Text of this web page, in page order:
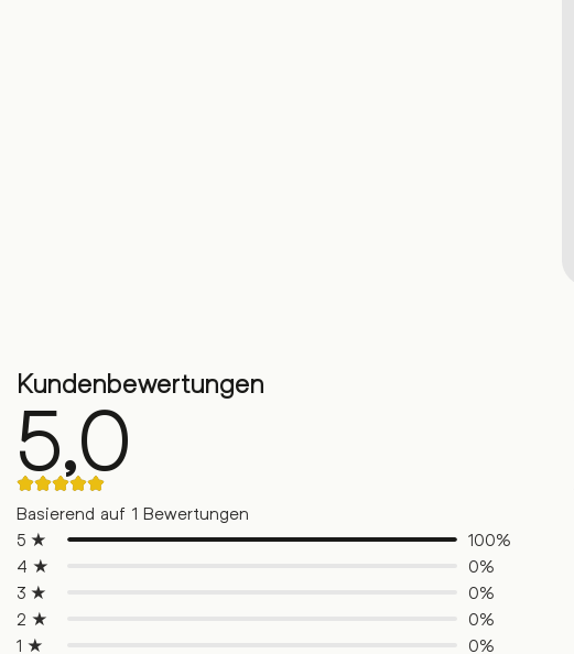
Kundenbewertungen
5,0
Rated
5.00
out
of
5
based
1
customer
ratings
Basierend auf 1 Bewertungen
5 ★
100%
4 ★
0%
3 ★
0%
2 ★
0%
1 ★
0%